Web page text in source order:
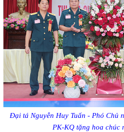
Đại tá Nguyễn Huy Tuấn - Phó Chủ
PK-KQ tặng hoa chúc